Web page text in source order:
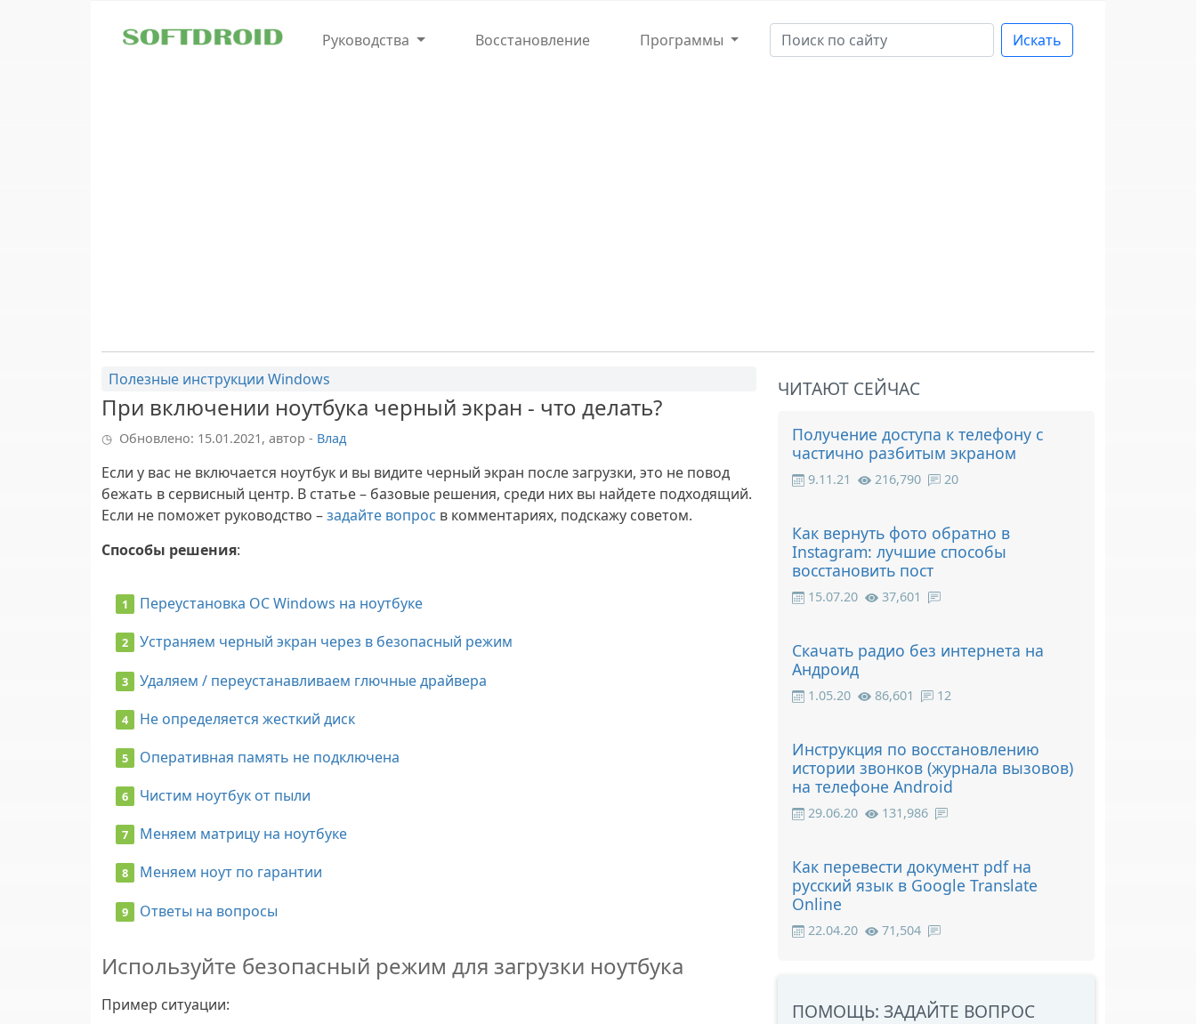
Руководства
Восстановление Программы Искать
Полезные инструкции Windows
При включении ноутбука черный экран - что делать?
Обновлено: 15.01.2021, автор - Влад
Если у вас не включается ноутбук и вы видите черный экран после загрузки, это не повод
бежать в сервисный центр. В статье – базовые решения, среди них вы найдете подходящий.
Если не поможет руководство –задайте вопрос в комментариях, подскажу советом.
Способы решения:
Переустановка ОС Windows на ноутбуке
Устраняем черный экран через в безопасный режим
Удаляем / переустанавливаем глючные драйвера
Не определяется жесткий диск
Оперативная память не подключена
Чистим ноутбук от пыли
Меняем матрицу на ноутбуке
Меняем ноут по гарантии
Ответы на вопросы
Используйте безопасный режим для загрузки ноутбука
Пример ситуации:
ЧИТАЮТ СЕЙЧАС
Получение доступа к телефону с
частично разбитым экраном
9.11.21 216,790 20
Как вернуть фото обратно в
Instagram: лучшие способы
восстановить пост
15.07.20 37,601
Скачать радио без интернета на
Андроид
1.05.20 86,601 12
Инструкция по восстановлению
истории звонков (журнала вызовов)
на телефоне Android
29.06.20 131,986
Как перевести документ pdf на
русский язык в Google Translate
Online
22.04.20 71,504
ПОМОЩЬ: ЗАДАЙТЕ ВОПРОС